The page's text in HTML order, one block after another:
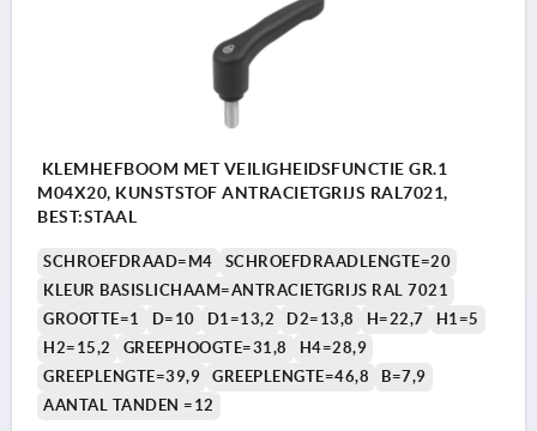
KLEMHEFBOOM MET VEILIGHEIDSFUNCTIE GR.1
M04X20, KUNSTSTOF ANTRACIETGRIJS RAL7021,
BEST:STAAL
SCHROEFDRAAD=M4
SCHROEFDRAADLENGTE=20
KLEUR BASISLICHAAM=ANTRACIETGRIJS RAL 7021
GROOTTE=1
D=10 D1=13,2 D2=13,8 H=22,7
H1=5
H2=15,2
GREEPHOOGTE=31,8
H4=28,9
GREEPLENGTE=39,9
GREEPLENGTE=46,8
B=7,9
AANTAL TANDEN =12